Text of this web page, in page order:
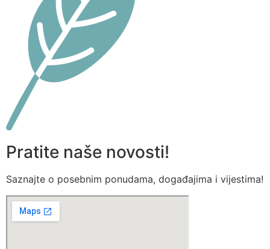
Pratite naše novosti!
Saznajte o posebnim ponudama, događajima i vijestima!